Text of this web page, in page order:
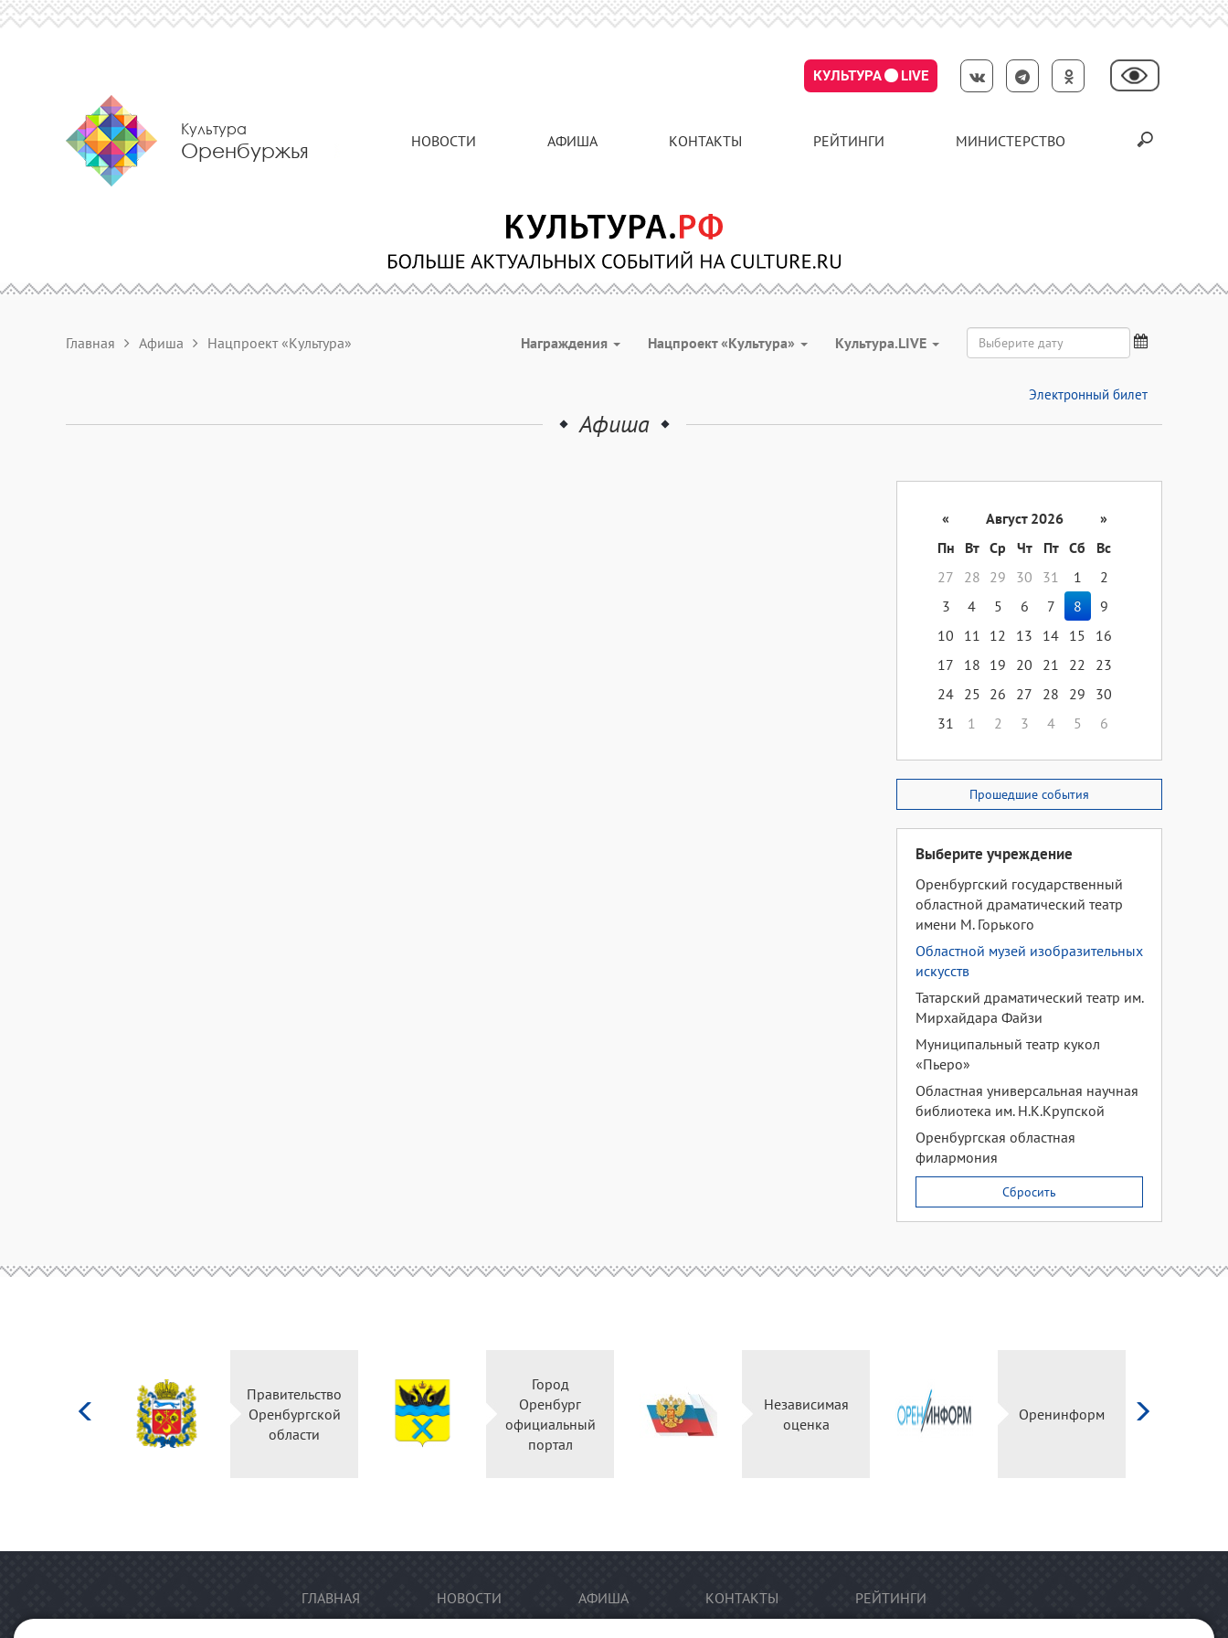
КУЛЬТУРА LIVE
Культура
Оренбуржья НОВОСТИ АФИША КОНТАКТЫ РЕЙТИНГИ МИНИСТЕРСТВО
Главная Афиша Нацпроект «Культура» Награждения Нацпроект «Культура» Культура.LIVE
Электронный билет
Афиша
« Август 2026
»
Пн
Вт Ср Чт Пт Сб
Вс
27
28 29 30 31 1
2
3
4 5 6 7 8
9
10
11 12 13 14 15
16
17
18 19 20 21 22
23
24 25 26 27 28 29
30
31
1 2 3 4 5 6
Прошедшие события
Выберите учреждение
Оренбургский государственный
областной драматический театр
имени М. Горького
Областной музей изобразительных
искусств
Татарский драматический театр им.
Мирхайдара Файзи
Муниципальный театр кукол
«Пьеро»
Областная универсальная научная
библиотека им. Н.К.Крупской
Оренбургская областная
филармония
Сбросить
культуры
Российской
Правительство
Оренбургской
области
Город
Оренбург
официальный
портал
Независимая
оценка
Оренинформ
ГЛАВНАЯ НОВОСТИ АФИША КОНТАКТЫ РЕЙТИНГИ